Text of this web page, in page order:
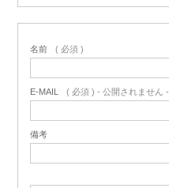
名前 ( 必須 )
E-MAIL ( 必須 ) - 公開されません -
備考